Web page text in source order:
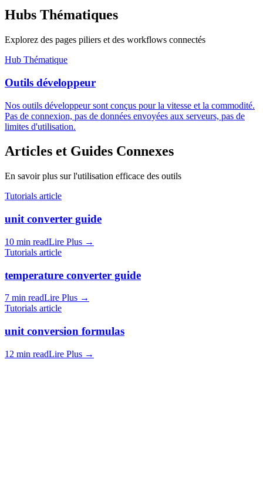
Hubs Thématiques
Explorez des pages piliers et des workflows connectés
Hub Thématique
Outils développeur
Nos outils développeur sont conçus pour la vitesse et la commodité.
Pas de connexion, pas de données envoyées aux serveurs, pas de
limites d'utilisation.
Articles et Guides Connexes
En savoir plus sur l'utilisation efficace des outils
Tutorials article
unit converter guide
10 min readLire Plus →
Tutorials article
temperature converter guide
7 min readLire Plus →
Tutorials article
unit conversion formulas
12 min readLire Plus →